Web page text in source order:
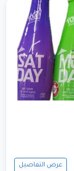
عرض التفاصيل